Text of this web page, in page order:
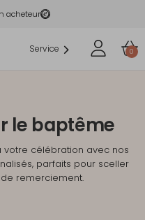
acheteur
Service 0
le baptême
votre célébration avec nos
parfaits pour sceller
remerciement.